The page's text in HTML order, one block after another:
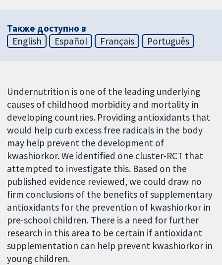
Также доступно в
English
Español Français Português
Undernutrition is one of the leading underlying
causes of childhood morbidity and mortality in
developing countries. Providing antioxidants that
would help curb excess free radicals in the body
may help prevent the development of
kwashiorkor. We identified one cluster-RCT that
attempted to investigate this. Based on the
published evidence reviewed, we could draw no
firm conclusions of the benefits of supplementary
antioxidants for the prevention of kwashiorkor in
pre-school children. There is a need for further
research in this area to be certain if antioxidant
supplementation can help prevent kwashiorkor in
young children.